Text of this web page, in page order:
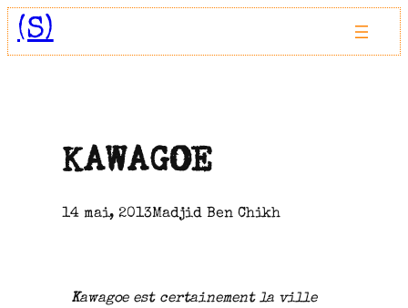
Aller
au(S)
KAWAGOE
14 mai, 2013Madjid Ben Chikh
Kawagoe est certainement la ville